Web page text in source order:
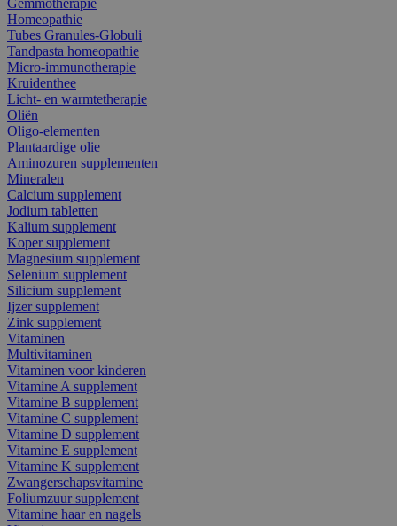
Homeopathie
Tubes Granules-Globuli
Tandpasta homeopathie
Micro-immunotherapie
Kruidenthee
Licht- en warmtetherapie
Oliën
Oligo-elementen
Plantaardige olie
Aminozuren supplementen
Mineralen
Calcium supplement
Jodium tabletten
Kalium supplement
Koper supplement
Magnesium supplement
Selenium supplement
Silicium supplement
Ijzer supplement
Zink supplement
Vitaminen
Multivitaminen
Vitaminen voor kinderen
Vitamine A supplement
Vitamine B supplement
Vitamine C supplement
Vitamine D supplement
Vitamine E supplement
Vitamine K supplement
Zwangerschapsvitamine
Foliumzuur supplement
Vitamine haar en nagels